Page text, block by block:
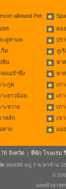
allowed Pet
พร ดอ
ะตูท่าแพ ปร
ก็ต ภูเรื
หิน หา
ดแม่รำพึง หา
าะกูด เก
าะยาวน้อย เก
าะหวาย เก
าหลัก เข
สาย แม่
จังหวัด | ที่พัก โรงแรม
ด 96/498 หมู่ 7 ซ.ท่าข้าม
©
บอทตัวล่าสุด